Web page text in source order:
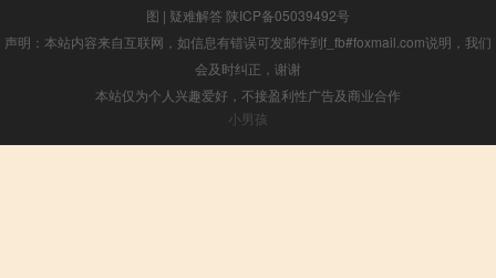
图 | 疑难解答 陕ICP备05039492号
声明：本站内容来自互联网，如信息有错误可发邮件到f_fb#foxmail.com说明，我们
会及时纠正，谢谢
本站仅为个人兴趣爱好，不接盈利性广告及商业合作
小男孩